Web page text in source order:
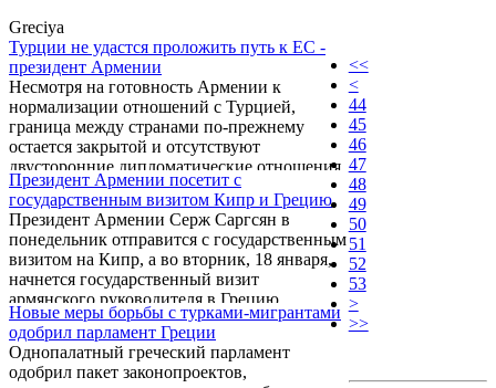
Greciya
Турции не удастся проложить путь к ЕС -
президент Армении
Несмотря на готовность Армении к
нормализации отношений с Турцией,
граница между странами по-прежнему
остается закрытой и отсутствуют
двусторонние дипломатические отношения.
Об этом заявил президент Армении Серж
Саргсян 17 января на совместной пресс-
конференции с кипрским коллегой
Деметриусом Христофиасом.
Президент Армении посетит с
государственным визитом Кипр и Грецию
Президент Армении Серж Саргсян в
понедельник отправится с государственным
визитом на Кипр, а во вторник, 18 января,
начнется государственный визит
армянского руководителя в Грецию,
сообщила пресс-служба главы армянского
государства.
Новые меры борьбы с турками-мигрантами
одобрил парламент Греции
Однопалатный греческий парламент
одобрил пакет законопроектов,
<<
<
44
45
46
47
48
49
50
51
52
53
>
>>